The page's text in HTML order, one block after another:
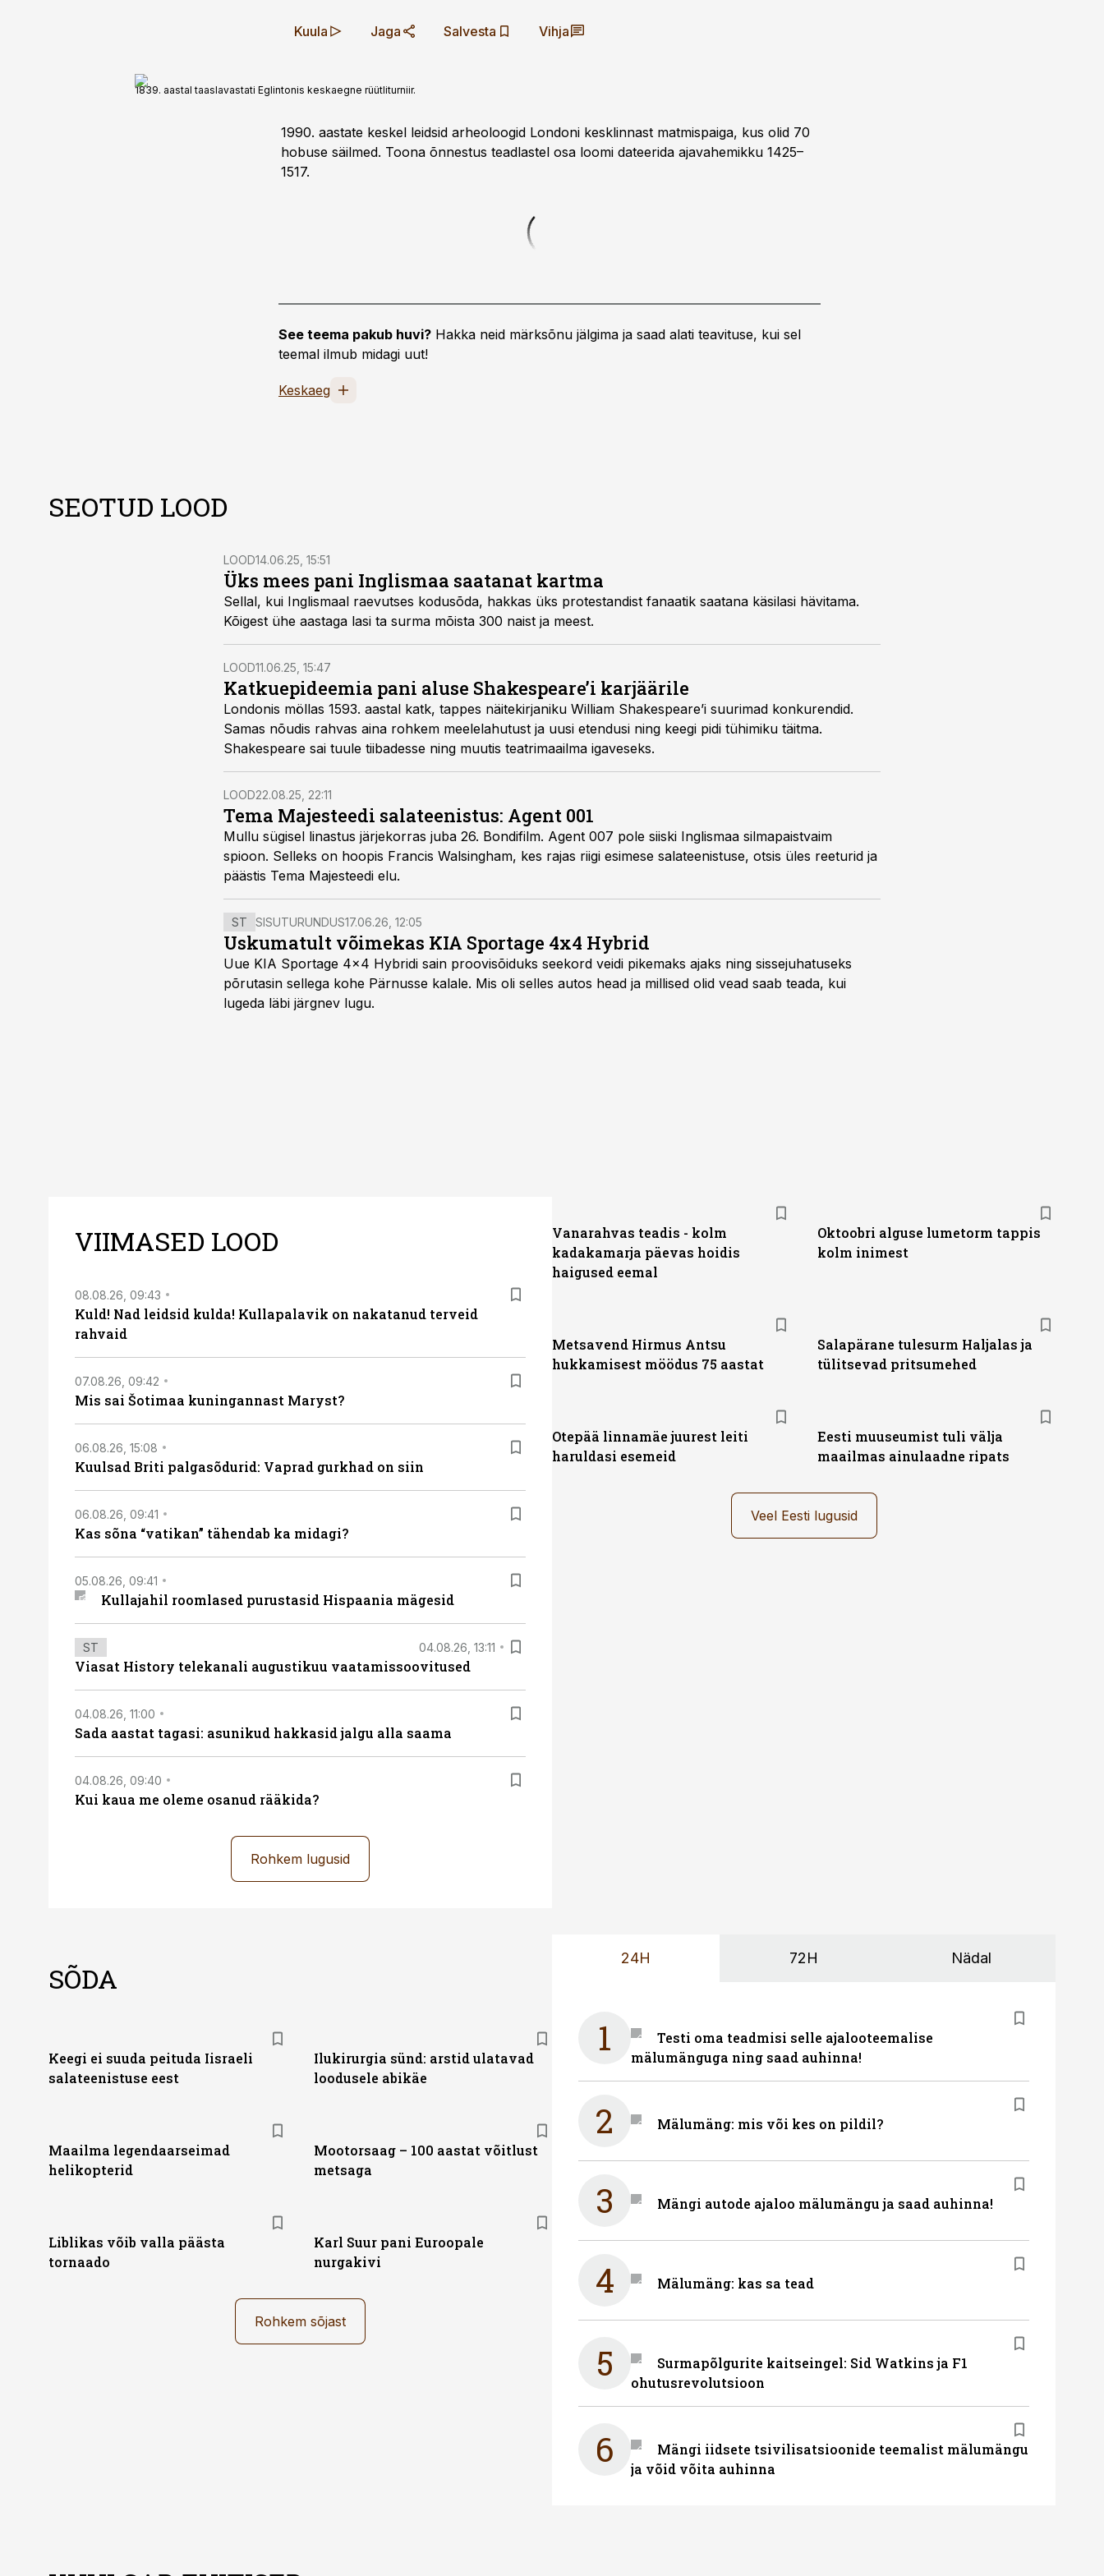
Kuula Jaga Salvesta Vihja
1839. aastal taaslavastati Eglintonis keskaegne rüütliturniir.
1990. aastate keskel leidsid arheoloogid Londoni kesklinnast matmispaiga, kus olid 70
hobuse säilmed. Toona õnnestus teadlastel osa loomi dateerida ajavahemikku 1425–
1517.
See teema pakub huvi? Hakka neid märksõnu jälgima ja saad alati teavituse, kui sel
teemal ilmub midagi uut!
Keskaeg
SEOTUD LOOD
LOOD14.06.25, 15:51
Üks mees pani Inglismaa saatanat kartma
Sellal, kui Inglismaal raevutses kodusõda, hakkas üks protestandist fanaatik saatana käsilasi hävitama.
Kõigest ühe aastaga lasi ta surma mõista 300 naist ja meest.
LOOD11.06.25, 15:47
Katkuepideemia pani aluse Shakespeare’i karjäärile
Londonis möllas 1593. aastal katk, tappes näitekirjaniku William Shakespeare’i suurimad konkurendid.
Samas nõudis rahvas aina rohkem meelelahutust ja uusi etendusi ning keegi pidi tühimiku täitma.
Shakespeare sai tuule tiibadesse ning muutis teatrimaailma igaveseks.
LOOD22.08.25, 22:11
Tema Majesteedi salateenistus: Agent 001
Mullu sügisel linastus järjekorras juba 26. Bondifilm. Agent 007 pole siiski Inglismaa silmapaistvaim
spioon. Selleks on hoopis Francis Walsingham, kes rajas riigi esimese salateenistuse, otsis üles reeturid ja
päästis Tema Majesteedi elu.
ST SISUTURUNDUS17.06.26, 12:05
Uskumatult võimekas KIA Sportage 4x4 Hybrid
Uue KIA Sportage 4x4 Hybridi sain proovisõiduks seekord veidi pikemaks ajaks ning sissejuhatuseks
põrutasin sellega kohe Pärnusse kalale. Mis oli selles autos head ja millised olid vead saab teada, kui
lugeda läbi järgnev lugu.
VIIMASED LOOD
08.08.26, 09:43
Kuld! Nad leidsid kulda! Kullapalavik on nakatanud terveid
rahvaid
07.08.26, 09:42
Mis sai Šotimaa kuningannast Maryst?
06.08.26, 15:08
Kuulsad Briti palgasõdurid: Vaprad gurkhad on siin
06.08.26, 09:41
Kas sõna “vatikan” tähendab ka midagi?
05.08.26, 09:41
Kullajahil roomlased purustasid Hispaania mägesid
ST 04.08.26, 13:11
Viasat History telekanali augustikuu vaatamissoovitused
04.08.26, 11:00
Sada aastat tagasi: asunikud hakkasid jalgu alla saama
04.08.26, 09:40
Kui kaua me oleme osanud rääkida?
Rohkem lugusid
Vanarahvas teadis - kolm
kadakamarja päevas hoidis
haigused eemal
Oktoobri alguse lumetorm tappis
kolm inimest
Metsavend Hirmus Antsu
hukkamisest möödus 75 aastat
Salapärane tulesurm Haljalas ja
tülitsevad pritsumehed
Otepää linnamäe juurest leiti
haruldasi esemeid
Eesti muuseumist tuli välja
maailmas ainulaadne ripats
Veel Eesti lugusid
SÕDA
Keegi ei suuda peituda Iisraeli
salateenistuse eest
Ilukirurgia sünd: arstid ulatavad
loodusele abikäe
Maailma legendaarseimad
helikopterid
Mootorsaag – 100 aastat võitlust
metsaga
Liblikas võib valla päästa
tornaado
Karl Suur pani Euroopale
nurgakivi
Rohkem sõjast
24H 72H Nädal
1
Testi oma teadmisi selle ajalooteemalise
mälumänguga ning saad auhinna!
2 Mälumäng: mis või kes on pildil?
3 Mängi autode ajaloo mälumängu ja saad auhinna!
4 Mälumäng: kas sa tead
5
Surmapõlgurite kaitseingel: Sid Watkins ja F1
ohutusrevolutsioon
6
Mängi iidsete tsivilisatsioonide teemalist mälumängu
ja võid võita auhinna